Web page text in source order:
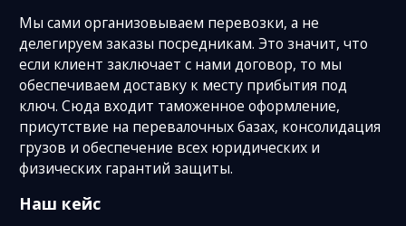
Мы сами организовываем перевозки, а не
делегируем заказы посредникам. Это значит, что
если клиент заключает с нами договор, то мы
обеспечиваем доставку к месту прибытия под
ключ. Сюда входит таможенное оформление,
присутствие на перевалочных базах, консолидация
грузов и обеспечение всех юридических и
физических гарантий защиты.
Наш кейс